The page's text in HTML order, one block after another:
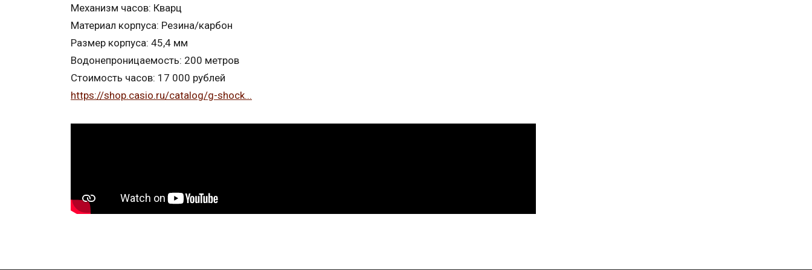
Механизм часов: Кварц
Материал корпуса: Резина/карбон
Размер корпуса: 45,4 мм
Водонепроницаемость: 200 метров
Стоимость часов: 17 000 рублей
https://shop.casio.ru/catalog/g-shock...